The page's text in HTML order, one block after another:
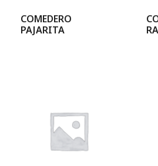
COMEDERO
PAJARITA